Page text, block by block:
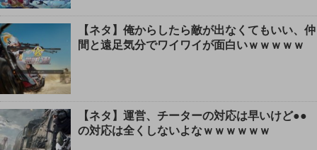
【ネタ】俺からしたら敵が出なくてもいい、仲
間と遠足気分でワイワイが面白いｗｗｗｗｗ
【ネタ】運営、チーターの対応は早いけど●●
の対応は全くしないよなｗｗｗｗｗｗ